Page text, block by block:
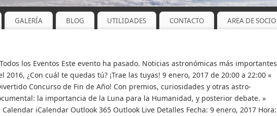
GALERÍA BLOG UTILIDADES CONTACTO AREA DE SOCIO
los Eventos Este evento ha pasado. Noticias astronómicas más importantes
2016, ¿Con cuál te quedas tú? ¡Trae las tuyas! 9 enero, 2017 de 20:00 a 22:00 «
Concurso de Fin de Año! Con premios, curiosidades y otras astro-
la importancia de la Luna para la Humanidad, y posterior debate. »
iCalendar Outlook 365 Outlook Live Detalles Fecha: 9 enero, 2017 Hora: